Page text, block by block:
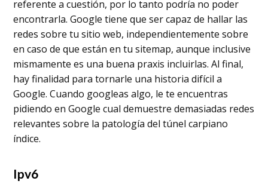
referente a cuestión, por lo tanto podría no poder
encontrarla. Google tiene que ser capaz de hallar las
redes sobre tu sitio web, independientemente sobre
en caso de que están en tu sitemap, aunque inclusive
mismamente es una buena praxis incluirlas. Al final,
hay finalidad para tornarle una historia difícil a
Google. Cuando googleas algo, le te encuentras
pidiendo en Google cual demuestre demasiadas redes
relevantes sobre la patologí­a del túnel carpiano
índice.
Ipv6